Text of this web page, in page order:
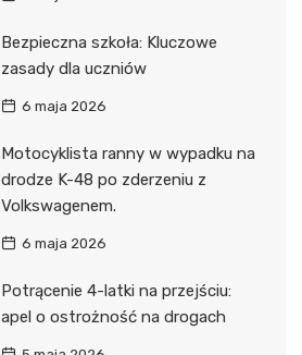
Bezpieczna szkoła: Kluczowe
zasady dla uczniów
6 maja 2026
Motocyklista ranny w wypadku na
drodze K-48 po zderzeniu z
Volkswagenem.
6 maja 2026
Potrącenie 4-latki na przejściu:
apel o ostrożność na drogach